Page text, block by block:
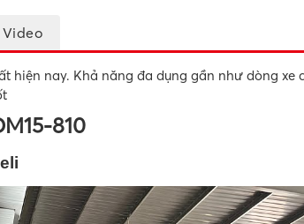
Video
hiện nay. Khả năng đa dụng gần như dòng xe
810